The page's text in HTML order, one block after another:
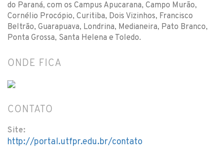
do Paraná, com os Campus Apucarana, Campo Murão,
Cornélio Procópio, Curitiba, Dois Vizinhos, Francisco
Beltrão, Guarapuava, Londrina, Medianeira, Pato Branco,
Ponta Grossa, Santa Helena e Toledo.
ONDE FICA
CONTATO
Site:
http://portal.utfpr.edu.br/contato